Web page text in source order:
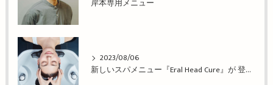
岸本専用メニュー
2023/08/06
新しいスパメニュー『Eral Head Cure』が 登場！姫路市の美容院BEREA(ベレア)はお客様のキレイを叶える美容室／ヘアサロン